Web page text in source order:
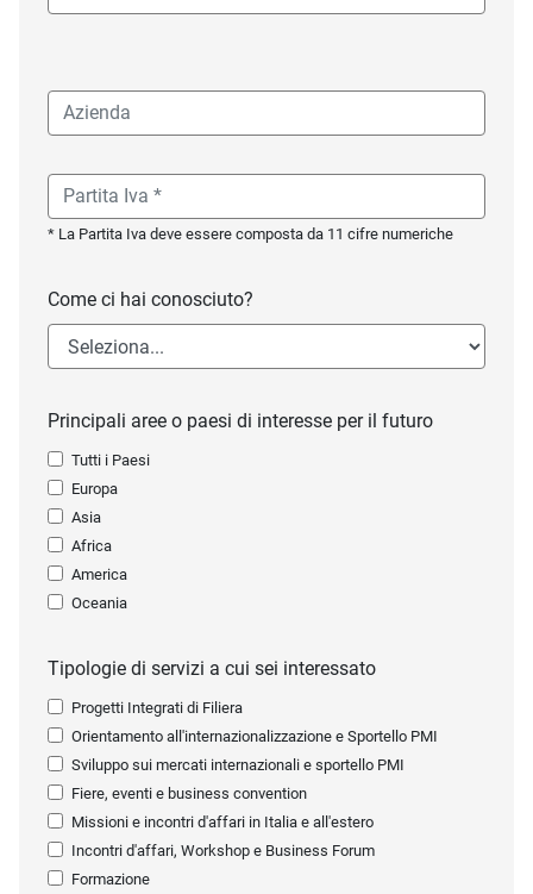
* La Partita Iva deve essere composta da 11 cifre numeriche
Come ci hai conosciuto?
Principali aree o paesi di interesse per il futuro
Tutti i Paesi
Europa
Asia
Africa
America
Oceania
Tipologie di servizi a cui sei interessato
Progetti Integrati di Filiera
Orientamento all'internazionalizzazione e Sportello PMI
Sviluppo sui mercati internazionali e sportello PMI
Fiere, eventi e business convention
Missioni e incontri d'affari in Italia e all'estero
Incontri d'affari, Workshop e Business Forum
Formazione